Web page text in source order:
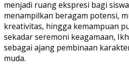
menjadi ruang ekspresi bagi
menampilkan beragam potensi,
kreativitas, hingga kemampuan
sekadar seremoni keagamaan,
sebagai ajang pembinaan
muda.